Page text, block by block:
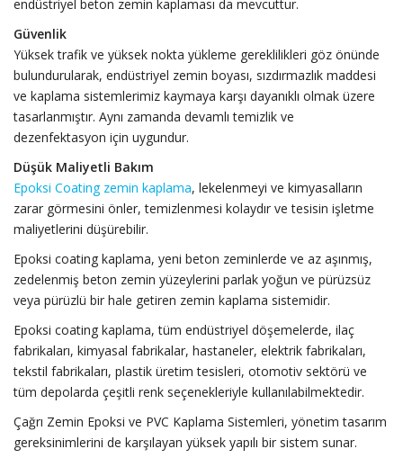
endüstriyel beton zemin kaplaması da mevcuttur.
Güvenlik
Yüksek trafik ve yüksek nokta yükleme gereklilikleri göz önünde
bulundurularak, endüstriyel zemin boyası, sızdırmazlık maddesi
ve kaplama sistemlerimiz kaymaya karşı dayanıklı olmak üzere
tasarlanmıştır. Aynı zamanda devamlı temizlik ve
dezenfektasyon için uygundur.
Düşük Maliyetli Bakım
Epoksi Coating zemin kaplama, lekelenmeyi ve kimyasalların
zarar görmesini önler, temizlenmesi kolaydır ve tesisin işletme
maliyetlerini düşürebilir.
Epoksi coating kaplama, yeni beton zeminlerde ve az aşınmış,
zedelenmiş beton zemin yüzeylerini parlak yoğun ve pürüzsüz
veya pürüzlü bir hale getiren zemin kaplama sistemidir.
Epoksi coating kaplama, tüm endüstriyel döşemelerde, ilaç
fabrikaları, kimyasal fabrikalar, hastaneler, elektrik fabrikaları,
tekstil fabrikaları, plastik üretim tesisleri, otomotiv sektörü ve
tüm depolarda çeşitli renk seçenekleriyle kullanılabilmektedir.
Çağrı Zemin Epoksi ve PVC Kaplama Sistemleri, yönetim tasarım
gereksinimlerini de karşılayan yüksek yapılı bir sistem sunar.